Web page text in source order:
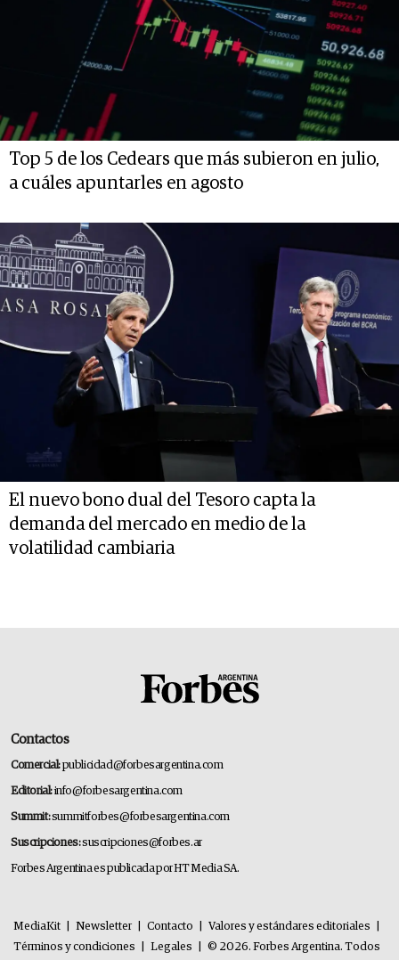
Top 5 de los Cedears que más subieron en julio,
a cuáles apuntarles en agosto
El nuevo bono dual del Tesoro capta la
demanda del mercado en medio de la
volatilidad cambiaria
Contactos
Comercial:publicidad@forbesargentina.com
Editorial:info@forbesargentina.com
Summit:summitforbes@forbesargentina.com
Suscripciones:suscripciones@forbes.ar
Forbes Argentina es publicada por HT Media SA.
MediaKit Newsletter Contacto Valores y estándares editoriales
Términos y condiciones
Legales © 2026. Forbes Argentina. Todos